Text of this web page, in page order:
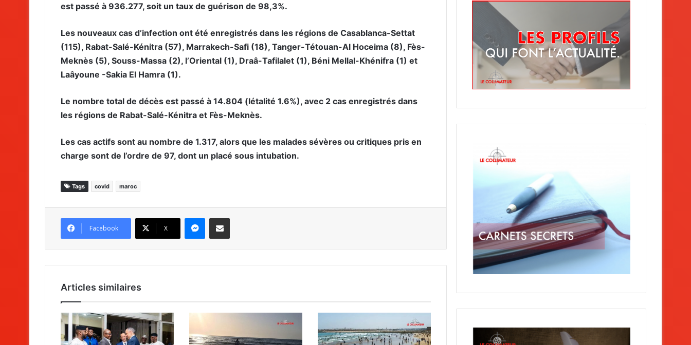
est passé à 936.277, soit un taux de guérison de 98,3%.
Les nouveaux cas d’infection ont été enregistrés dans les régions de Casablanca-Settat
(115), Rabat-Salé-Kénitra (57), Marrakech-Safi (18), Tanger-Tétouan-Al Hoceima (8), Fès-
Meknès (5), Souss-Massa (2), l’Oriental (1), Draâ-Tafilalet (1), Béni Mellal-Khénifra (1) et
Laâyoune -Sakia El Hamra (1).
Le nombre total de décès est passé à 14.804 (létalité 1.6%), avec 2 cas enregistrés dans
les régions de Rabat-Salé-Kénitra et Fès-Meknès.
Les cas actifs sont au nombre de 1.317, alors que les malades sévères ou critiques pris en
charge sont de l’ordre de 97, dont un placé sous intubation.
Tags covid maroc
Facebook X
Articles similaires